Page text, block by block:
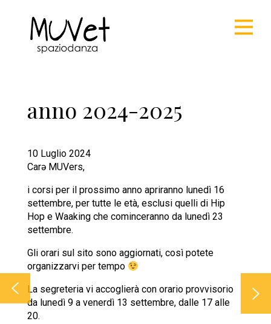
anno 2024-2025
10 Luglio 2024
CarəMUVers,
i corsi per il prossimo anno apriranno lunedì 16
settembre, per tutte le età, esclusi quelli di Hip
Hop e Waaking che cominceranno da lunedì 23
settembre.
Gli orari sul sito sono aggiornati, così potete
organizzarvi per tempo
La segreteria vi accoglierà con orario provvisorio
da lunedì 9 a venerdì 13 settembre, dalle 17 alle
20.